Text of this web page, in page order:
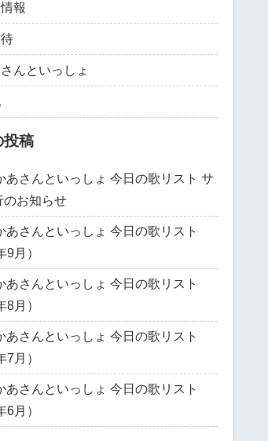
報
んといっしょ
投稿
あさんといっしょ 今日の歌リスト サ
のお知らせ
あさんといっしょ 今日の歌リスト
9月）
あさんといっしょ 今日の歌リスト
8月）
あさんといっしょ 今日の歌リスト
7月）
あさんといっしょ 今日の歌リスト
6月）